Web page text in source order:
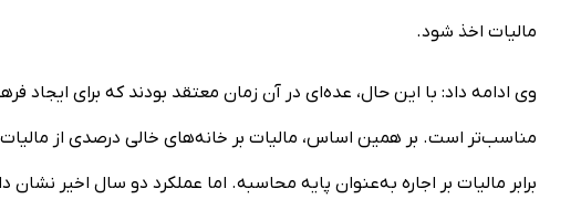
مالیات اخذ شود.
وی ادامه داد: با این حال، عده‌ای در آن زمان معتقد بودند که برای ایجاد